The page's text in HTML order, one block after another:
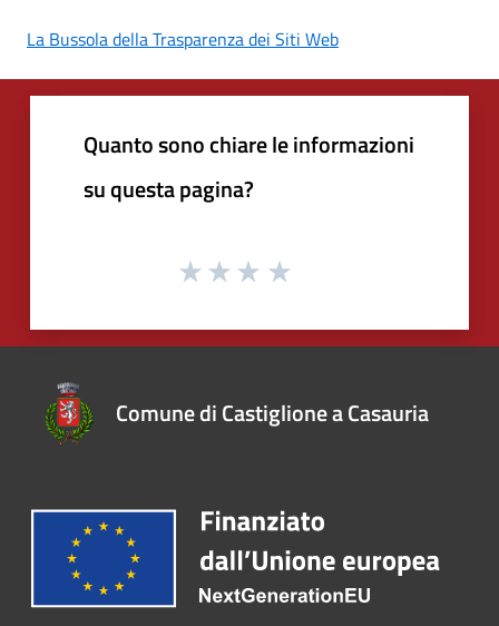
La Bussola della Trasparenza dei Siti Web
Quanto sono chiare le informazioni
su questa pagina?
Comune di Castiglione a Casauria